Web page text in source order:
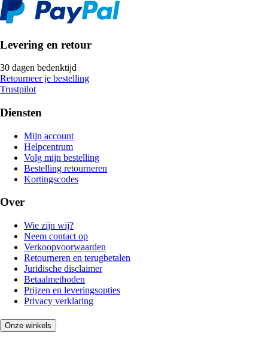
Levering en retour
30 dagen bedenktijd
Retourneer je bestelling
Trustpilot
Diensten
Mijn account
Helpcentrum
Volg mijn bestelling
Bestelling retourneren
Kortingscodes
Over
Wie zijn wij?
Neem contact op
Verkoopvoorwaarden
Retourneren en terugbetalen
Juridische disclaimer
Betaalmethoden
Prijzen en leveringsopties
Privacy verklaring
Onze winkels